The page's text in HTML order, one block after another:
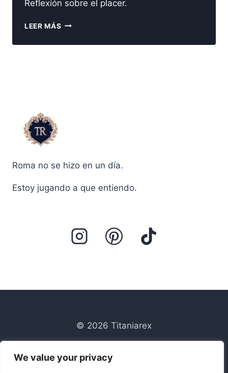
We value your privacy
Reflexión sobre el placer.
LEER MÁS EL
COMO
Roma no se hizo en un día.
Estoy jugando a que entiendo.
© 2026 Titaniarex
Contacto